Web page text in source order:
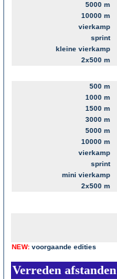
5000 m
10000 m
vierkamp
sprint
kleine vierkamp
2x500 m
500 m
1000 m
1500 m
3000 m
5000 m
10000 m
vierkamp
sprint
mini vierkamp
2x500 m
NEW: voorgaande edities
Verreden afstanden